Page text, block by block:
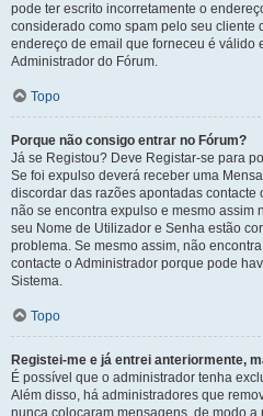
pode ter escrito incorretamente o
considerado como spam pelo seu cliente
endereço de email que forneceu é válido
Administrador do Fórum.
Topo
Porque não consigo entrar no Fórum?
Já se Registou? Deve Registar-se para
Se foi expulso deverá receber uma
discordar das razões apontadas contacte
não se encontra expulso e mesmo assim
seu Nome de Utilizador e Senha estão
problema. Se mesmo assim, não
contacte o Administrador porque pode
Sistema.
Topo
Registei-me e já entrei anteriormente,
É possível que o administrador tenha
Além disso, há administradores que
nunca colocaram mensagens, de modo a